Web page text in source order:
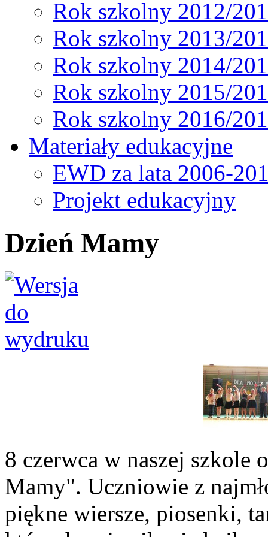
Rok szkolny 2012/
Rok szkolny 2013/
Rok szkolny 2014/
Rok szkolny 2015/
Rok szkolny 2016/
Materiały edukacyjne
EWD za lata 2006-
Projekt edukacyjny
Dzień Mamy
8 czerwca w naszej szkole
Mamy". Uczniowie z
piękne wiersze, piosenki,